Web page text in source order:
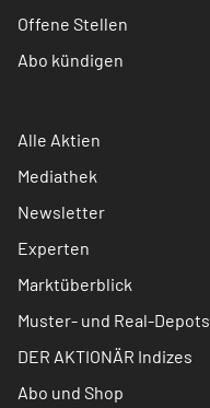
Offene Stellen
Abo kündigen
Alle Aktien
Mediathek
Newsletter
Experten
Marktüberblick
Muster- und Real-Depots
DER AKTIONÄR Indizes
Abo und Shop